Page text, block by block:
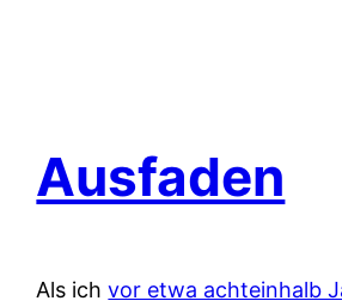
Ausfaden
Als ichvor etwa achteinhalb